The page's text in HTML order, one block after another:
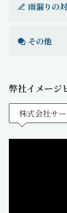
雨漏りの
その他
弊社イメージ
株式会社サ